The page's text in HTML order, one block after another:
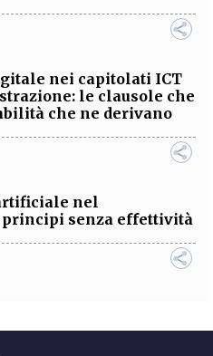
nei capitolati ICT
le clausole che
che ne derivano
nel
senza effettività